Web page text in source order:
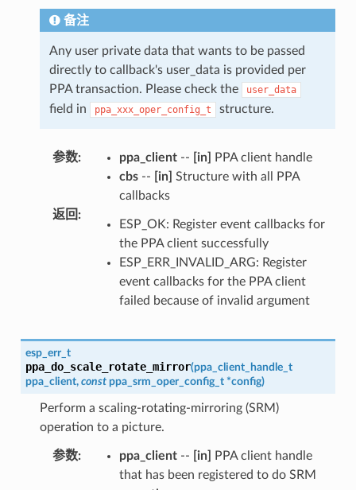
备注
Any user private data that wants to be passed
directly to callback's user_data is provided per
PPA transaction. Please check the
user_data
field in ppa_xxx_oper_config_t structure.
参数: ppa_client-- [in]
PPA client handle
cbs-- [in] Structure with all PPA
callbacks
返回 :
ESP_OK: Register event callbacks for
the PPA client successfully
ESP_ERR_INVALID_ARG: Register
event callbacks for the PPA client
failed because of invalid argument
esp_err_t
ppa_do_scale_rotate_mirror(ppa_client_handle_t
ppa_client, const ppa_srm_oper_config_t *config)
Perform a scaling-rotating-mirroring (SRM)
operation to a picture.
参数: ppa_client-- [in]
PPA client handle
that has been registered to do SRM